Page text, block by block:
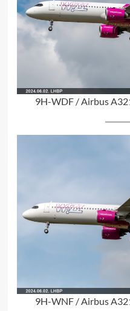
9H-WDF / Airbus
9H-WNF / Airbus